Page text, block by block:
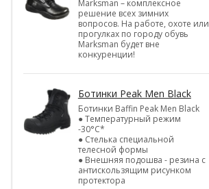
Marksman – комплексное
решение всех зимних
вопросов. На работе, охоте или
прогулках по городу обувь
Marksman будет вне
конкуренции!
Ботинки Peak Men Black
Ботинки Baffin Peak Men Black
● Температурный режим
-30°С*
● Стелька специальной
телесной формы
● Внешняя подошва - резина с
антискользящим рисунком
протектора